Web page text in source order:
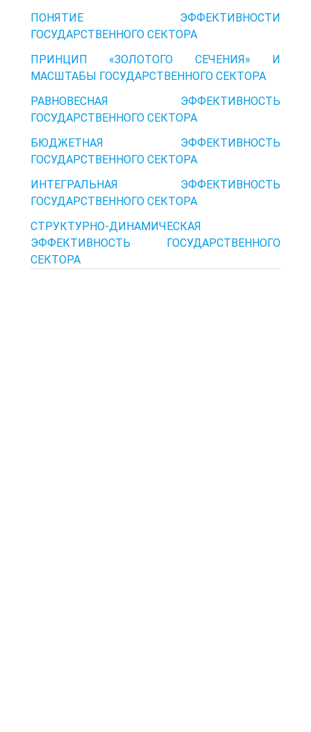
ПОНЯТИЕ ЭФФЕКТИВНОСТИ
ГОСУДАРСТВЕННОГО СЕКТОРА
ПРИНЦИП «ЗОЛОТОГО СЕЧЕНИЯ» И
МАСШТАБЫ ГОСУДАРСТВЕННОГО СЕКТОРА
РАВНОВЕСНАЯ ЭФФЕКТИВНОСТЬ
ГОСУДАРСТВЕННОГО СЕКТОРА
БЮДЖЕТНАЯ ЭФФЕКТИВНОСТЬ
ГОСУДАРСТВЕННОГО СЕКТОРА
ИНТЕГРАЛЬНАЯ ЭФФЕКТИВНОСТЬ
ГОСУДАРСТВЕННОГО СЕКТОРА
СТРУКТУРНО-ДИНАМИЧЕСКАЯ
ЭФФЕКТИВНОСТЬ ГОСУДАРСТВЕННОГО
СЕКТОРА